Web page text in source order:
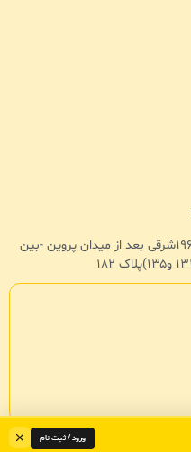
آدرس :تهران -تهرانپارس-خیابان ۱۹۶شرقی بعد از میدان پروین -بین
هست - طراحی و توسعه : حاجی وب
ورود / ثبت نام